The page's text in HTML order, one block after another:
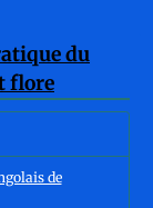
de